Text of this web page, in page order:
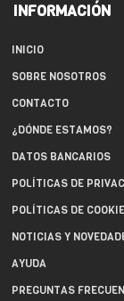
INFORMACIÓN
INICIO
SOBRE NOSOTROS
CONTACTO
¿DÓNDE ESTAMOS?
DATOS BANCARIOS
POLÍTICAS DE
POLÍTICAS DE
NOTICIAS Y
AYUDA
PREGUNTAS